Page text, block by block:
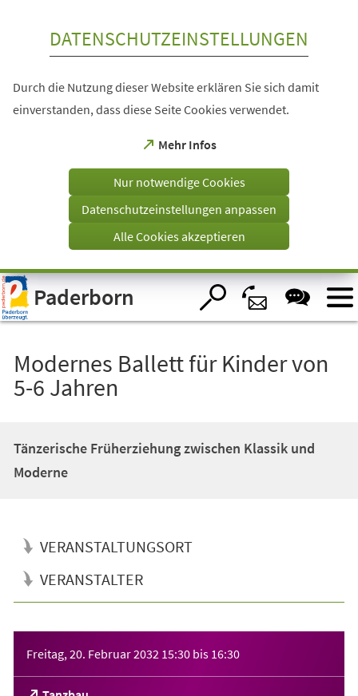
Visuelle
Assistenzsoftware
öffnen.
DATENSCHUTZEINSTELLUNGEN
Durch die Nutzung dieser Website erklären Sie sich damit
einverstanden, dass diese Seite Cookies verwendet.
Mehr Infos
(Öffnet
einem
Tab)
Nur notwendige Cookies
Datenschutzeinstellungen anpassen
Alle Cookies akzeptieren
Paderborn
Modernes Ballett für Kinder von
5-6 Jahren
Tänzerische Früherziehung zwischen Klassik und
Moderne
VERANSTALTUNGSORT
VERANSTALTER
Freitag, 20. Februar 2032 15:30 bis 16:30